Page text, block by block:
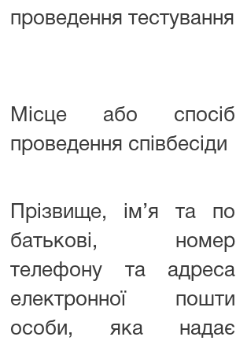
проведення тестування
Місце або спосіб
проведення співбесіди
Прізвище, ім’я та по
батькові, номер
телефону та адреса
електронної пошти
особи, яка надає